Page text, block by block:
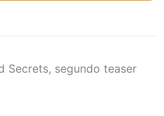
Secrets, segundo teaser